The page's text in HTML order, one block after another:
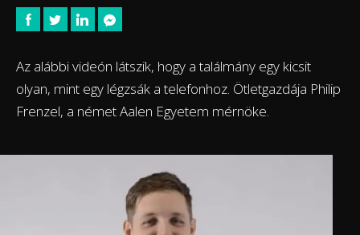
Az alábbi videón látszik, hogy a találmány egy kicsit
olyan, mint egy légzsák a telefonhoz. Ötletgazdája Philip
Frenzel, a német Aalen Egyetem mérnöke.